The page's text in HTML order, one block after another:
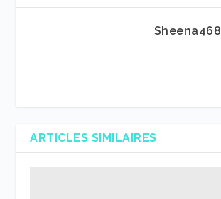
Sheena468
ARTICLES SIMILAIRES